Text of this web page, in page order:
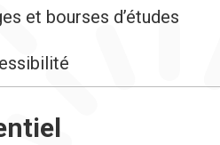
et bourses d’études